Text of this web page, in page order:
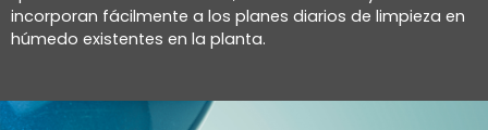
incorporan fácilmente a los planes diarios de limpieza en
húmedo existentes en la planta.